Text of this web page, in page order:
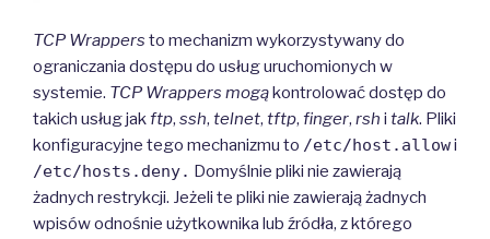
TCP Wrappers to mechanizm wykorzystywany do
ograniczania dostępu do usług uruchomionych w
systemie. TCP Wrappers mogą kontrolować dostęp do
takich usług jakftp, ssh, telnet, tftp, finger, rsh i talk. Pliki
konfiguracyjne tego mechanizmu to /etc/host.allowi
/etc/hosts.deny. Domyślnie pliki nie zawierają
żadnych restrykcji. Jeżeli te pliki nie zawierają żadnych
wpisów odnośnie użytkownika lub źródła, z którego